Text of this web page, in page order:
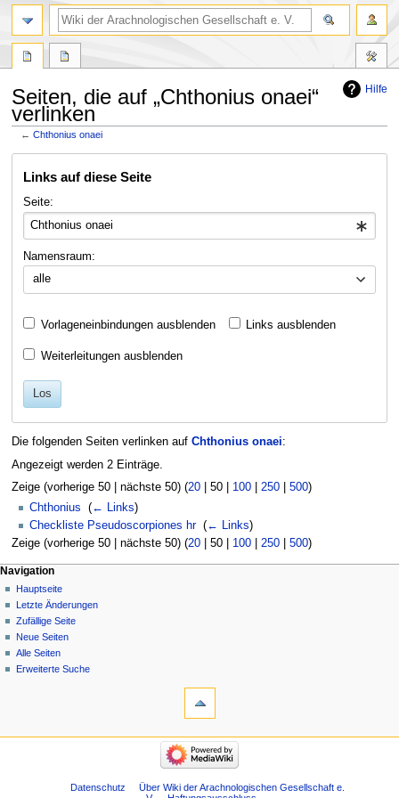
Hilfe
Seiten, die auf „Chthonius onaei“
verlinken
←Chthonius onaei
Navigation
Suche
Links auf diese Seite
Seite:
Namensraum:
alle
Vorlageneinbindungen ausblenden Links ausblenden
Weiterleitungen ausblenden
Los
Die folgenden Seiten verlinken auf Chthonius onaei:
Angezeigt werden 2 Einträge.
Zeige (vorherige 50| nächste 50) (20| 50| 100| 250| 500)
Chthonius
(← Links)
Checkliste Pseudoscorpiones hr‎ (← Links)
Zeige (vorherige 50| nächste 50) (20| 50| 100| 250| 500)
Navigation
Hauptseite
Letzte Änderungen
Zufällige Seite
Neue Seiten
Alle Seiten
Erweiterte Suche
Datenschutz
Über Wiki der Arachnologischen Gesellschaft e.